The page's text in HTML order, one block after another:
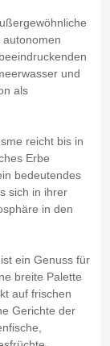
und
als
reicht bis in
Erbe
bedeutendes
sich in ihrer
in den
ein Genuss für
breite Palette
auf frischen
Gerichte der